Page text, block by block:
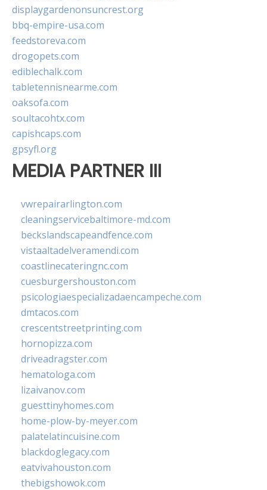
displaygardenonsuncrest.org
bbq-empire-usa.com
feedstoreva.com
drogopets.com
ediblechalk.com
tabletennisnearme.com
oaksofa.com
soultacohtx.com
capishcaps.com
gpsyfl.org
MEDIA PARTNER III
vwrepairarlington.com
cleaningservicebaltimore-md.com
beckslandscapeandfence.com
vistaaltadelveramendi.com
coastlinecateringnc.com
cuesburgershouston.com
psicologiaespecializadaencampeche.com
dmtacos.com
crescentstreetprinting.com
hornopizza.com
driveadragster.com
hematologa.com
lizaivanov.com
guesttinyhomes.com
home-plow-by-meyer.com
palatelatincuisine.com
blackdoglegacy.com
eatvivahouston.com
thebigshowok.com